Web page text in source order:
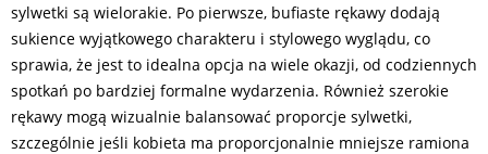
sylwetki są wielorakie. Po pierwsze, bufiaste rękawy dodają
sukience wyjątkowego charakteru i stylowego wyglądu, co
sprawia, że jest to idealna opcja na wiele okazji, od codziennych
spotkań po bardziej formalne wydarzenia. Również szerokie
rękawy mogą wizualnie balansować proporcje sylwetki,
szczególnie jeśli kobieta ma proporcjonalnie mniejsze ramiona